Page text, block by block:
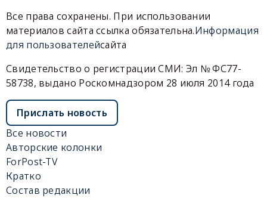
Все права сохранены. При использовании
материалов сайта ссылка обязательна.Информация
для пользователейсайта
Свидетельство о регистрации СМИ: Эл № ФС77-
58738, выдано Роскомнадзором 28 июля 2014 года
Прислать новость
Все новости
Авторские колонки
ForPost-TV
Кратко
Состав редакции